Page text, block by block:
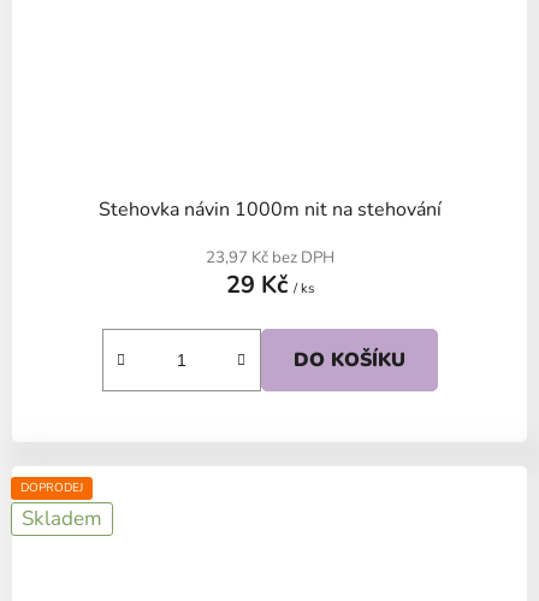
Stehovka návin 1000m nit na stehování
23,97 Kč bez DPH
29 Kč / ks
DO KOŠÍKU
DOPRODEJ
Skladem